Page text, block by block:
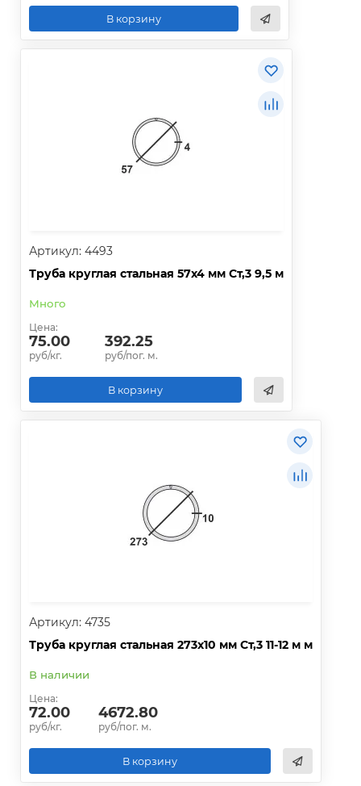
В корзину
Артикул: 4493
Труба круглая стальная 57х4 мм Ст,3 9,5 м
Много
Цена:
75.00
руб/кг.
392.25
руб/пог. м.
В корзину
Артикул: 4735
Труба круглая стальная 273х10 мм Ст,3 11-12 м м
В наличии
Цена:
72.00
руб/кг.
4672.80
руб/пог. м.
В корзину